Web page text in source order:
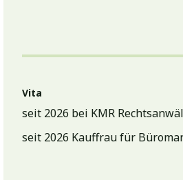
Vita
seit 2026 bei KMR
seit 2026 Kauffrau für